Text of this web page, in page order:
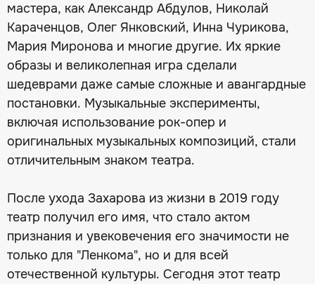
мастера, как Александр Абдулов, Николай
Караченцов, Олег Янковский, Инна Чурикова,
Мария Миронова и многие другие. Их яркие
образы и великолепная игра сделали
шедеврами даже самые сложные и авангардные
постановки. Музыкальные эксперименты,
включая использование рок-опер и
оригинальных музыкальных композиций, стали
отличительным знаком театра.
После ухода Захарова из жизни в 2019 году
театр получил его имя, что стало актом
признания и увековечения его значимости не
только для "Ленкома", но и для всей
отечественной культуры. Сегодня этот театр